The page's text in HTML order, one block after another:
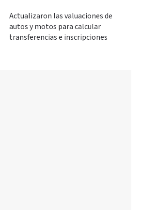
Actualizaron las valuaciones de
autos y motos para calcular
transferencias e inscripciones